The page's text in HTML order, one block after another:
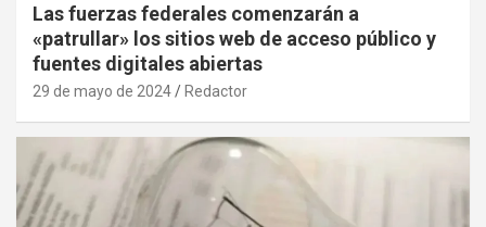
Las fuerzas federales comenzarán a
«patrullar» los sitios web de acceso público y
fuentes digitales abiertas
29 de mayo de 2024 Redactor